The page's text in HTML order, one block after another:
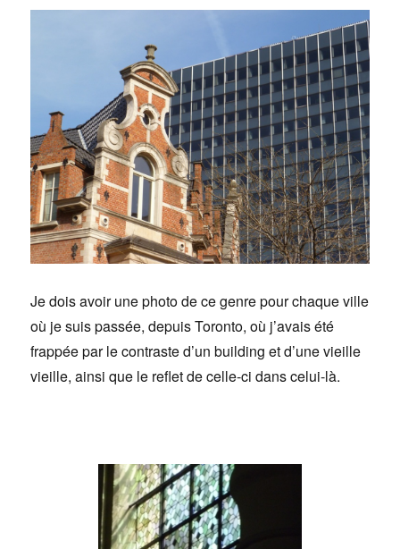
Je dois avoir une photo de ce genre pour chaque ville
où je suis passée, depuis Toronto, où j’avais été
frappée par le contraste d’un building et d’une vieille
vieille, ainsi que le reflet de celle-ci dans celui-là.